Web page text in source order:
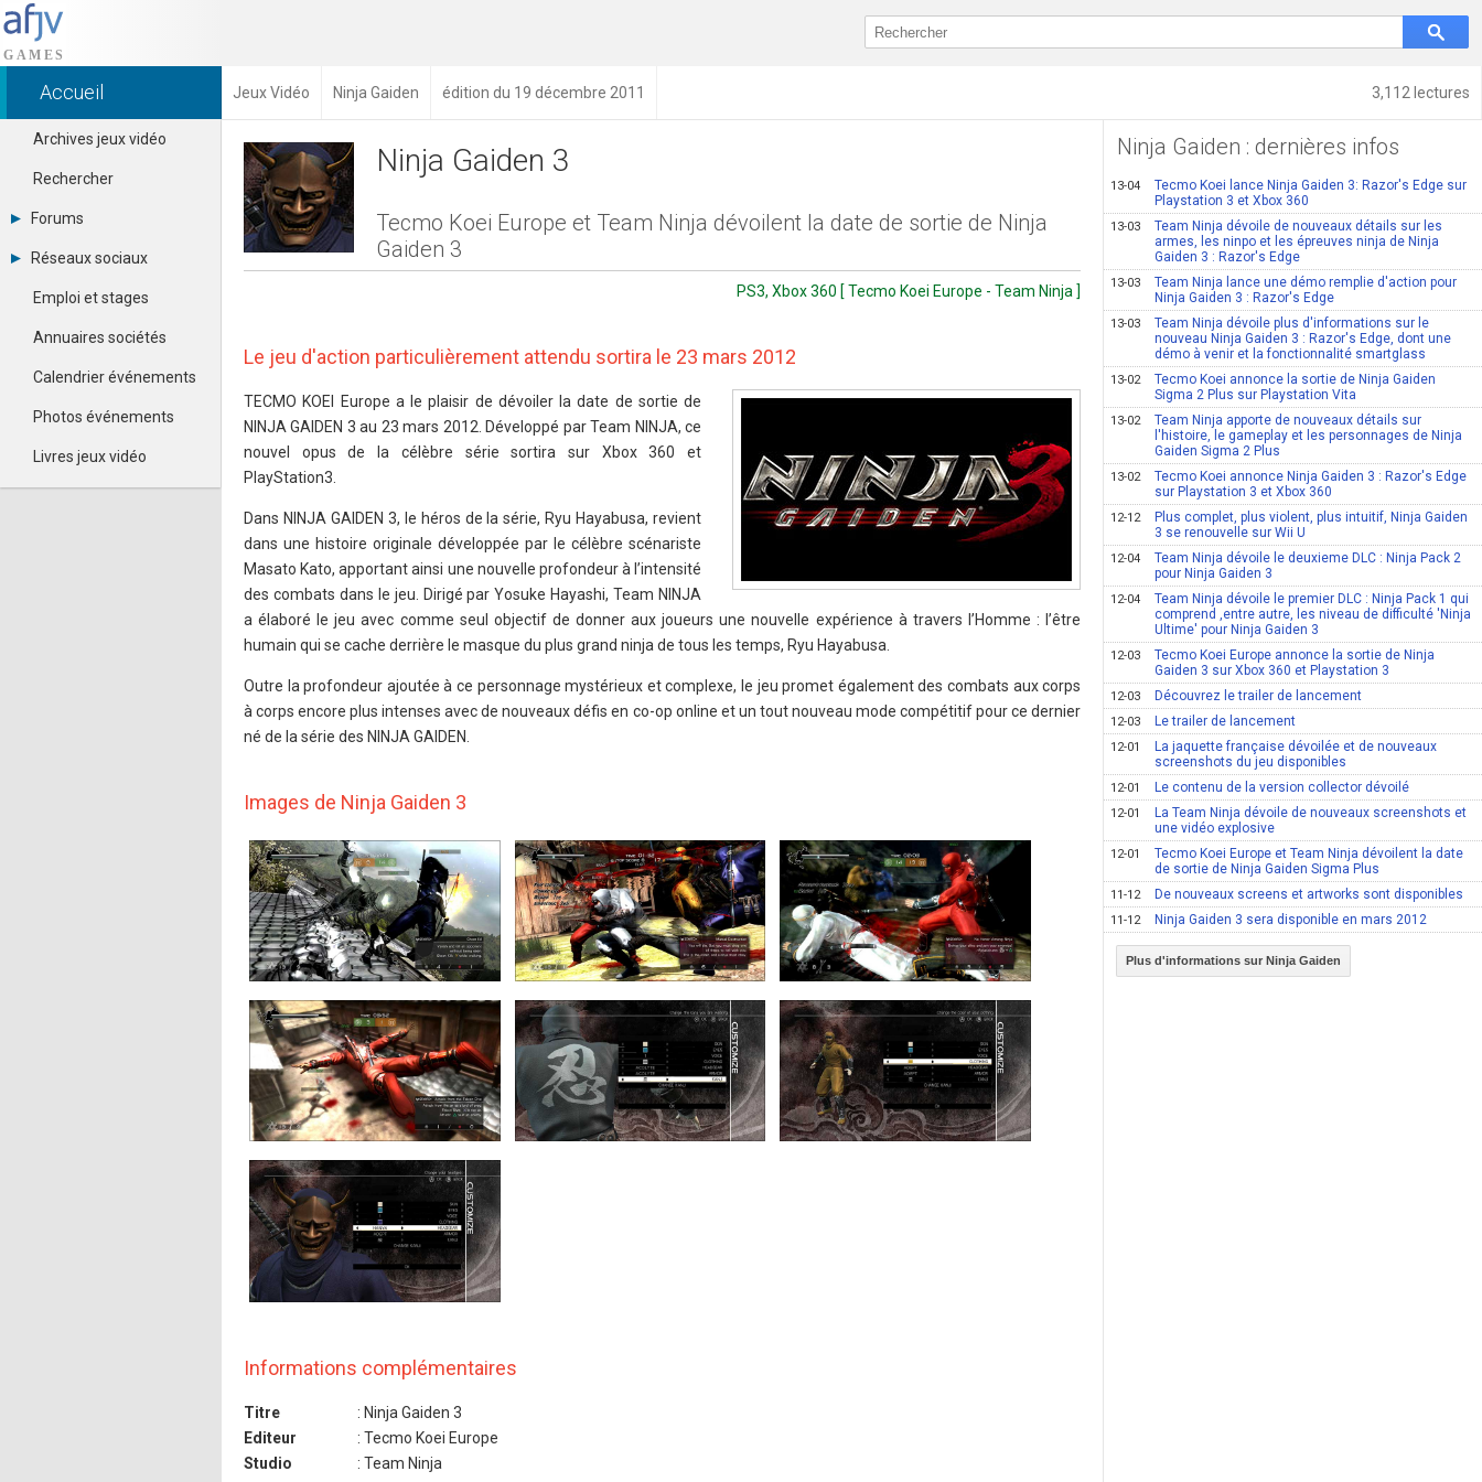
3,112 lectures
Accueil Jeux Vidéo Ninja Gaiden édition du 19 décembre 2011
Archives jeux vidéo
Rechercher
Forums
Tous les forums
Se connecter
Contacter un modérateur
Réseaux sociaux
Dailymotion
Facebook
Google+
Pinterest
Youtube
Emploi et stages
Annuaires sociétés
Calendrier événements
Photos événements
Livres jeux vidéo
Ninja Gaiden 3
Tecmo Koei Europe et Team Ninja dévoilent la date de sortie de Ninja
Gaiden 3
PS3, Xbox 360 [ Tecmo Koei Europe - Team Ninja ]
Le jeu d'action particulièrement attendu sortira le 23 mars 2012
TECMO KOEI Europe a le plaisir de dévoiler la date de sortie de
NINJA GAIDEN 3 au 23 mars 2012. Développé par Team NINJA, ce
nouvel opus de la célèbre série sortira sur Xbox 360 et
PlayStation3.
Dans NINJA GAIDEN 3, le héros de la série, Ryu Hayabusa, revient
dans une histoire originale développée par le célèbre scénariste
Masato Kato, apportant ainsi une nouvelle profondeur à l’intensité
des combats dans le jeu. Dirigé par Yosuke Hayashi, Team NINJA
a élaboré le jeu avec comme seul objectif de donner aux joueurs une nouvelle expérience à travers l’Homme : l’être
humain qui se cache derrière le masque du plus grand ninja de tous les temps, Ryu Hayabusa.
Outre la profondeur ajoutée à ce personnage mystérieux et complexe, le jeu promet également des combats aux corps
à corps encore plus intenses avec de nouveaux défis en co-op online et un tout nouveau mode compétitif pour ce dernier
né de la série des NINJA GAIDEN.
Images de Ninja Gaiden 3
Informations complémentaires
Titre
: Ninja Gaiden 3
Editeur
: Tecmo Koei Europe
Studio
: Team Ninja
Ninja Gaiden : dernières infos
13-04
Tecmo Koei lance Ninja Gaiden 3: Razor's Edge sur
Playstation 3 et Xbox 360
13-03
Team Ninja dévoile de nouveaux détails sur les
armes, les ninpo et les épreuves ninja de Ninja
Gaiden 3 : Razor's Edge
13-03
Team Ninja lance une démo remplie d'action pour
Ninja Gaiden 3 : Razor's Edge
13-03
Team Ninja dévoile plus d'informations sur le
nouveau Ninja Gaiden 3 : Razor's Edge, dont une
démo à venir et la fonctionnalité smartglass
13-02
Tecmo Koei annonce la sortie de Ninja Gaiden
Sigma 2 Plus sur Playstation Vita
13-02
Team Ninja apporte de nouveaux détails sur
l'histoire, le gameplay et les personnages de Ninja
Gaiden Sigma 2 Plus
13-02
Tecmo Koei annonce Ninja Gaiden 3 : Razor's Edge
sur Playstation 3 et Xbox 360
12-12
Plus complet, plus violent, plus intuitif, Ninja Gaiden
3 se renouvelle sur Wii U
12-04
Team Ninja dévoile le deuxieme DLC : Ninja Pack 2
pour Ninja Gaiden 3
12-04
Team Ninja dévoile le premier DLC : Ninja Pack 1 qui
comprend ,entre autre, les niveau de difficulté 'Ninja
Ultime' pour Ninja Gaiden 3
12-03
Tecmo Koei Europe annonce la sortie de Ninja
Gaiden 3 sur Xbox 360 et Playstation 3
12-03 Découvrez le trailer de lancement
12-03 Le trailer de lancement
12-01
La jaquette française dévoilée et de nouveaux
screenshots du jeu disponibles
12-01 Le contenu de la version collector dévoilé
12-01
La Team Ninja dévoile de nouveaux screenshots et
une vidéo explosive
12-01
Tecmo Koei Europe et Team Ninja dévoilent la date
de sortie de Ninja Gaiden Sigma Plus
11-12 De nouveaux screens et artworks sont disponibles
11-12 Ninja Gaiden 3 sera disponible en mars 2012
Plus d'informations sur Ninja Gaiden